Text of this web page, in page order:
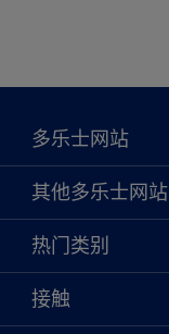
多乐士网站
关于我们
联系我们
查找店铺
其他多乐士网站
焕新服务
多乐士专业
天猫官方旗舰店
热门类别
颜色
产品
接触